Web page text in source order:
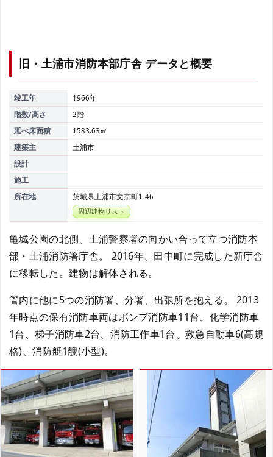
旧・土浦市消防本部庁舎 データと概要
竣工年
1966年
階数/高さ
2階
延べ床面積
1583.63㎡
建築主
土浦市
設計
施工
所在地
茨城県土浦市文京町1-46
周辺建物リスト
亀城公園の北側、土浦警察署の向かい合って立つ消防本
部・土浦消防署庁舎。 2016年、田中町に完成した新庁舎
に移転した。建物は解体される。
管内に他に5つの消防署、分署、出張所を抱える。 2013
年時点の保有消防車両はポンプ消防車11台、化学消防車
1台、梯子消防車2台、消防工作車1台、救急自動車6(高規
格)、消防艇1艘(小型)。